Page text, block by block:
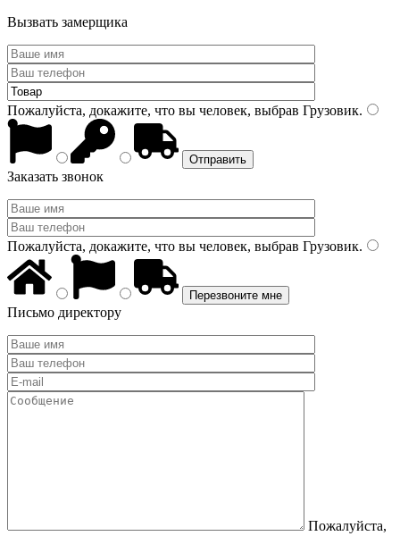
Вызвать замерщика
Пожалуйста, докажите, что вы человек, выбрав Грузовик.
Заказать звонок
Пожалуйста, докажите, что вы человек, выбрав Грузовик.
Письмо директору
Пожалуйста,